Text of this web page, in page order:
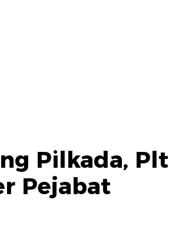
Pilkada, Plt
Pejabat